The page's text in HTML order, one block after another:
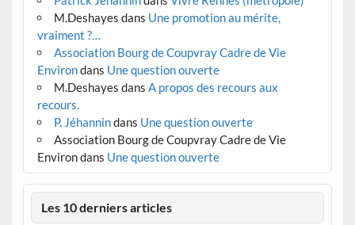
M.Deshayes dans Une promotion au mérite,
vraiment ?…
Association Bourg de Coupvray Cadre de Vie
Environdans Une question ouverte
M.Deshayes dans A propos des recours aux
recours.
P. Jéhannindans Une question ouverte
Association Bourg de Coupvray Cadre de Vie
Environdans Une question ouverte
Les 10 derniers articles